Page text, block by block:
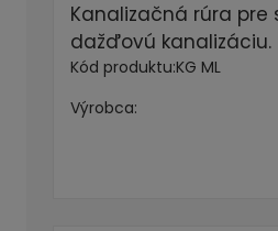
Kanalizačná rúra pre
dažďovú kanalizáciu.
Kód produktu:KG ML
Výrobca: